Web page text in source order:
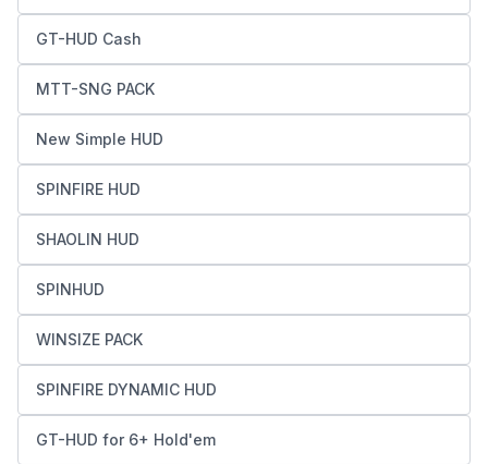
GT-HUD Cash
MTT-SNG PACK
New Simple HUD
SPINFIRE HUD
SHAOLIN HUD
SPINHUD
WINSIZE PACK
SPINFIRE DYNAMIC HUD
GT-HUD for 6+ Hold'em